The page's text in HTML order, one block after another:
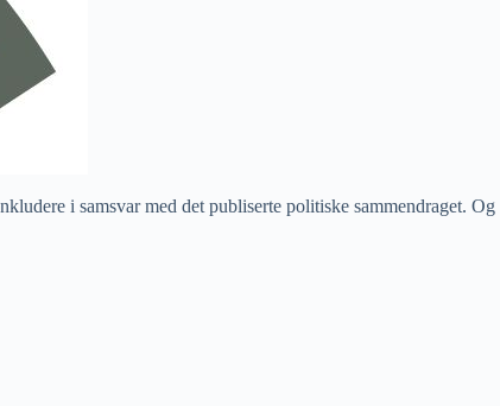
i samsvar med det publiserte politiske sammendraget. Og